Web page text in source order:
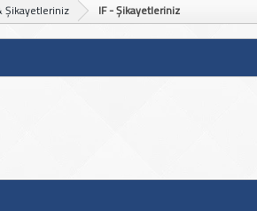
Şikayetleriniz IF - Şikayetleriniz